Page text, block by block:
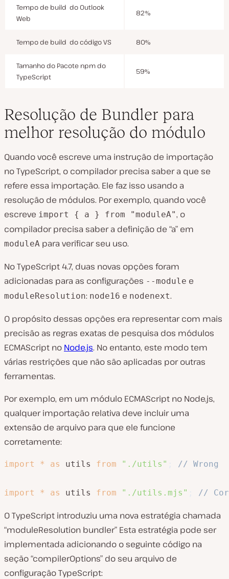
Tempo de build do Outlook
Web
82%
Tempo de build do código VS 80%
Tamanho do Pacote npm do
TypeScript
59%
Resolução de Bundler para
melhor resolução do módulo
Quando você escreve uma instrução de importação
no TypeScript, o compilador precisa saber a que se
refere essa importação. Ele faz isso usando a
resolução de módulos. Por exemplo, quando você
escreve import { a } from "moduleA", o
compilador precisa saber a definição de “a” em
moduleA para verificar seu uso.
No TypeScript 4.7, duas novas opções foram
adicionadas para as configurações --module e
moduleResolution: node16 e nodenext.
O propósito dessas opções era representar com mais
precisão as regras exatas de pesquisa dos módulos
ECMAScript no Node.js. No entanto, este modo tem
várias restrições que não são aplicadas por outras
ferramentas.
Por exemplo, em um módulo ECMAScript no Node.js,
qualquer importação relativa deve incluir uma
extensão de arquivo para que ele funcione
corretamente:
import * as utils from "./utils" // Wrong
import * as utils from "./utils.mjs" //
O TypeScript introduziu uma nova estratégia chamada
“moduleResolution bundler” Esta estratégia pode ser
implementada adicionando o seguinte código na
seção “compilerOptions” do seu arquivo de
configuração TypeScript: